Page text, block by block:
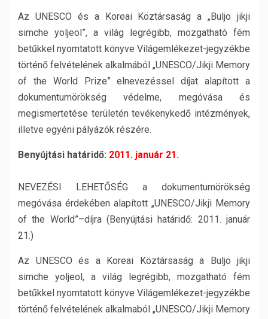
Az UNESCO és a Koreai Köztársaság a „Buljo jikji
simche yoljeol”, a világ legrégibb, mozgatható fém
betűkkel nyomtatott könyve Világemlékezet-jegyzékbe
történő felvételének alkalmából „UNESCO/Jikji Memory
of the World Prize” elnevezéssel díjat alapított a
dokumentumörökség védelme, megóvása és
megismertetése területén tevékenykedő intézmények,
illetve egyéni pályázók részére.
Benyújtási határidő: 2011. január 21.
NEVEZÉSI LEHETŐSÉG a dokumentumörökség
megóvása érdekében alapított „UNESCO/Jikji Memory
of the World”–díjra (Benyújtási határidő: 2011. január
21.)
Az UNESCO és a Koreai Köztársaság a Buljo jikji
simche yoljeol, a világ legrégibb, mozgatható fém
betűkkel nyomtatott könyve Világemlékezet-jegyzékbe
történő felvételének alkalmaból „UNESCO/Jikji Memory